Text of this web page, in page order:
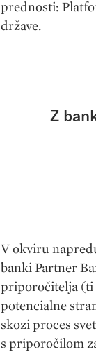
prednosti:
države.
Z
V okviru
banki Partner
priporočitelja (ti
potencialne
skozi proces
s priporočilom